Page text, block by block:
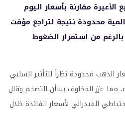
الأعيرة مقارنة بأسعار اليوم
محدودة نتيجة لتراجع مؤقت
من استمرار الضغوط
الذهب محدودة نظراً للتأثير السلبي
مما عزز المخاوف بشأن التضخم وقلل
الفيدرالي لأسعار الفائدة خلال